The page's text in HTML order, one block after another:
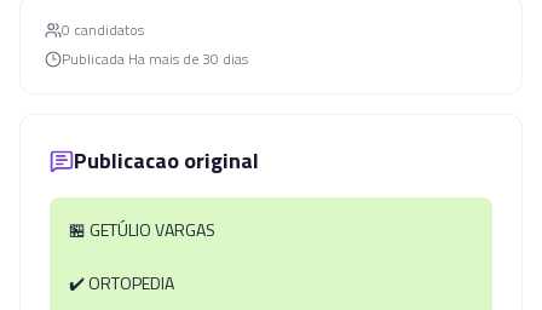
0 candidatos
Publicada Ha mais de 30 dias
Publicacao original
🏪 GETÚLIO VARGAS
✔️ORTOPEDIA